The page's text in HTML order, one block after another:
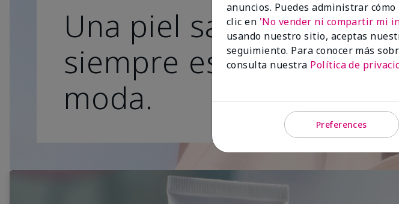
Una piel sana
siempre está de
moda.
anuncios. Puedes administrar
clic en 'No vender ni compartir mi
usando nuestro sitio, aceptas
seguimiento. Para conocer más
consulta nuestra Política de
Preferences